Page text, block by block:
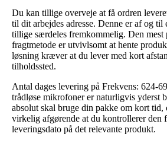
Du kan tillige overveje at få ordren
til dit arbejdes adresse. Denne er af og til
tillige særdeles fremkommelig. Den mest
fragtmetode er utvivlsomt at hente
løsning kræver at du lever med kort
tilholdssted.
Antal dages levering på Frekvens: 624-
trådløse mikrofoner er naturligvis yderst
absolut skal bruge din pakke om kort tid,
virkelig afgørende at du kontrollerer den
leveringsdato på det relevante produkt.